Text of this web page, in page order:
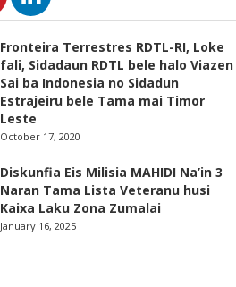
Fronteira Terrestres RDTL-RI, Loke
fali, Sidadaun RDTL bele halo Viazen
Sai ba Indonesia no Sidadun
Estrajeiru bele Tama mai Timor
Leste
October 17, 2020
Diskunfia Eis Milisia MAHIDI Na’in 3
Naran Tama Lista Veteranu husi
Kaixa Laku Zona Zumalai
January 16, 2025